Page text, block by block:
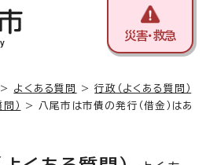
災害・救急
> よくある質問 >行政（よくある質問）
）
> 八尾市は市債の発行（借金）はあ